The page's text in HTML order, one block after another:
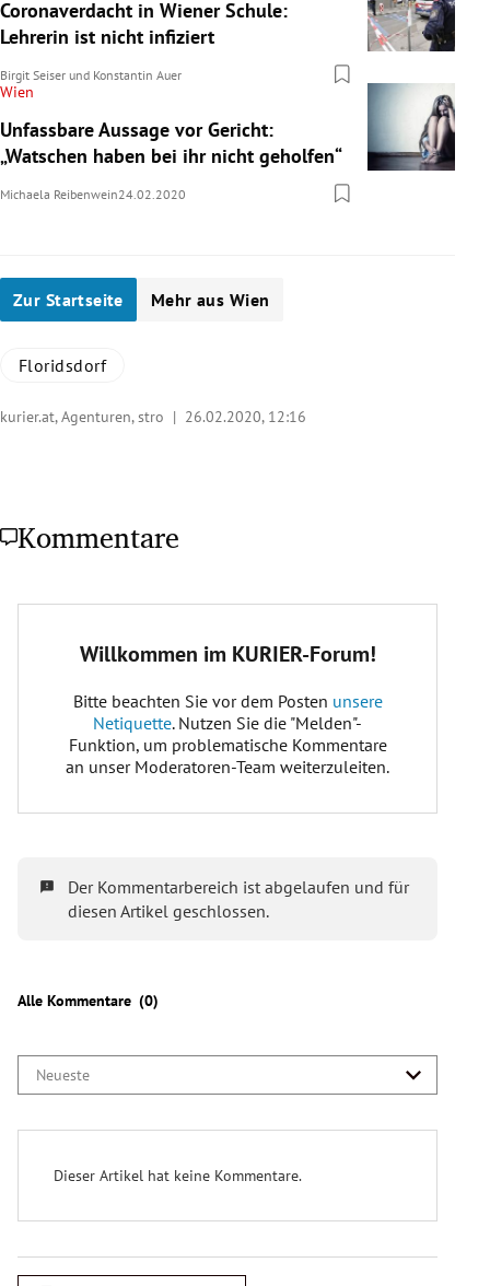
Coronaverdacht in Wiener Schule:
Lehrerin ist nicht infiziert
Birgit Seiser und Konstantin Auer
Wien
Unfassbare Aussage vor Gericht:
„Watschen haben bei ihr nicht geholfen“
Michaela Reibenwein24.02.2020
Zur Startseite Mehr aus Wien
Floridsdorf
kurier.at, Agenturen, stro | 26.02.2020, 12:16
Kommentare